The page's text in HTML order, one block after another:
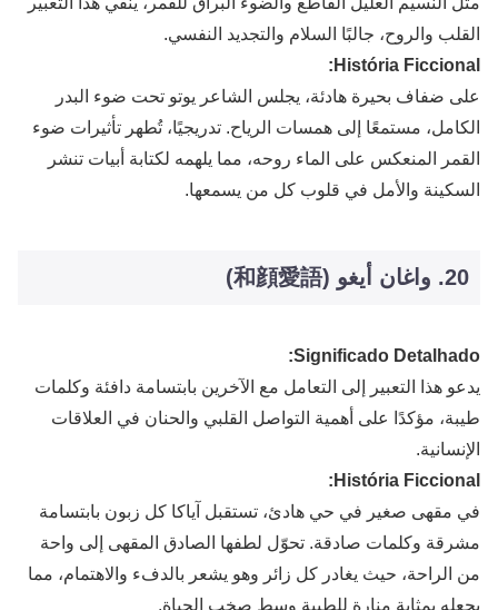
القلب والروح، جالبًا السلام والتجديد النفسي.
História Ficcional:
على ضفاف بحيرة هادئة، يجلس الشاعر يوتو تحت ضوء البدر
الكامل، مستمعًا إلى همسات الرياح. تدريجيًا، تُطهر تأثيرات ضوء
القمر المنعكس على الماء روحه، مما يلهمه لكتابة أبيات تنشر
السكينة والأمل في قلوب كل من يسمعها.
20. واغان أيغو (和顔愛語)
Significado Detalhado:
يدعو هذا التعبير إلى التعامل مع الآخرين بابتسامة دافئة وكلمات
طيبة، مؤكدًا على أهمية التواصل القلبي والحنان في العلاقات
الإنسانية.
História Ficcional:
في مقهى صغير في حي هادئ، تستقبل آياكا كل زبون بابتسامة
مشرقة وكلمات صادقة. تحوّل لطفها الصادق المقهى إلى واحة
من الراحة، حيث يغادر كل زائر وهو يشعر بالدفء والاهتمام، مما
يجعله بمثابة منارة للطيبة وسط صخب الحياة.